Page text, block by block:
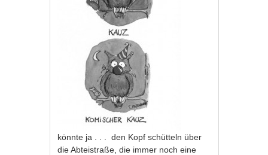
könnte ja . . . den Kopf schütteln über
die Abteistraße, die immer noch eine